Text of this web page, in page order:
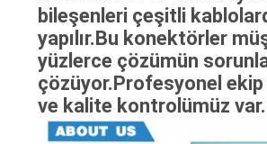
İNDIRIM
İSTE
bileşenleri çeşitli
yapılır.Bu konektörler
yüzlerce çözümün
çözüyor.Profesyonel
ve kalite kontrolümüz var.